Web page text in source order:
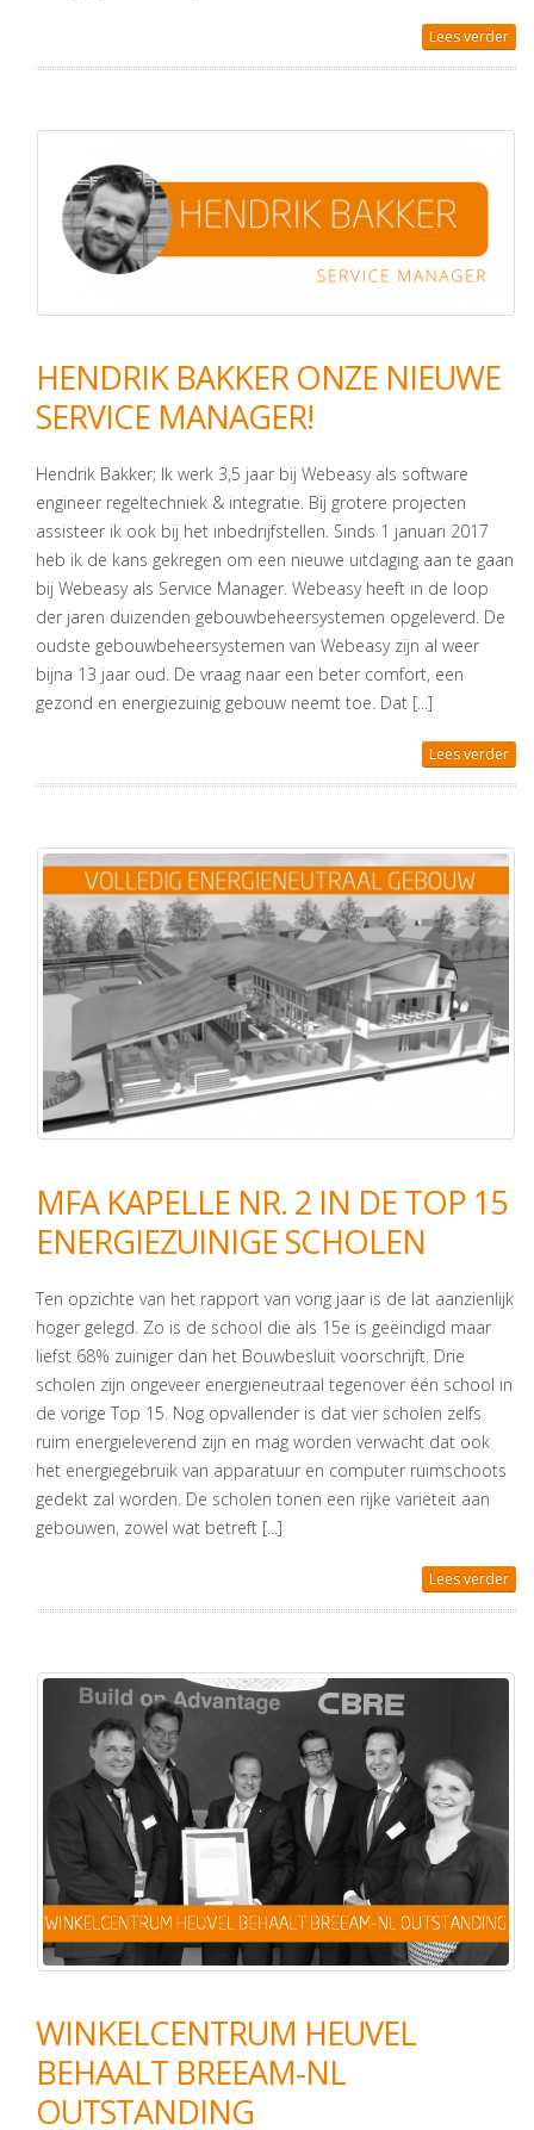
Lees verder
HENDRIK BAKKER ONZE NIEUWE
SERVICE MANAGER!
Hendrik Bakker; Ik werk 3,5 jaar bij Webeasy als software
engineer regeltechniek & integratie. Bij grotere projecten
assisteer ik ook bij het inbedrijfstellen. Sinds 1 januari 2017
heb ik de kans gekregen om een nieuwe uitdaging aan te gaan
bij Webeasy als Service Manager. Webeasy heeft in de loop
der jaren duizenden gebouwbeheersystemen opgeleverd. De
oudste gebouwbeheersystemen van Webeasy zijn al weer
bijna 13 jaar oud. De vraag naar een beter comfort, een
gezond en energiezuinig gebouw neemt toe. Dat [...]
Lees verder
MFA KAPELLE NR. 2 IN DE TOP 15
ENERGIEZUINIGE SCHOLEN
Ten opzichte van het rapport van vorig jaar is de lat aanzienlijk
hoger gelegd. Zo is de school die als 15e is geëindigd maar
liefst 68% zuiniger dan het Bouwbesluit voorschrijft. Drie
scholen zijn ongeveer energieneutraal tegenover één school in
de vorige Top 15. Nog opvallender is dat vier scholen zelfs
ruim energieleverend zijn en mag worden verwacht dat ook
het energiegebruik van apparatuur en computer ruimschoots
gedekt zal worden. De scholen tonen een rijke variëteit aan
gebouwen, zowel wat betreft [...]
Lees verder
WINKELCENTRUM HEUVEL
BEHAALT BREEAM-NL
OUTSTANDING